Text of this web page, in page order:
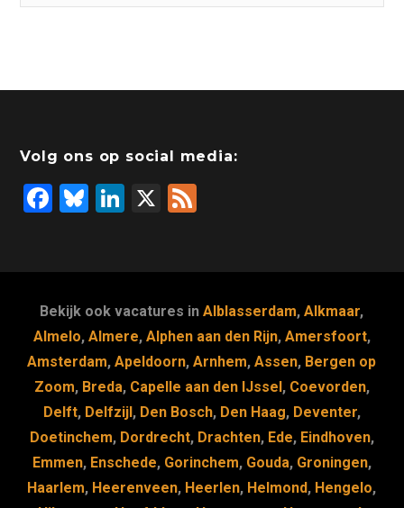
Volg ons op social media:
F
b
o
o
k
Bl
k
y
Li
dI
n
X
Bekijk ook vacatures inAlblasserdam,Alkmaar,
Almelo, Almere, Alphen aan den Rijn, Amersfoort,
Amsterdam,Apeldoorn,Arnhem,Assen, Bergen op
Zoom, Breda, Capelle aan den IJssel, Coevorden,
Delft, Delfzijl, Den Bosch, Den Haag, Deventer,
Doetinchem, Dordrecht, Drachten, Ede, Eindhoven,
Emmen, Enschede, Gorinchem, Gouda, Groningen,
Haarlem, Heerenveen, Heerlen, Helmond, Hengelo,